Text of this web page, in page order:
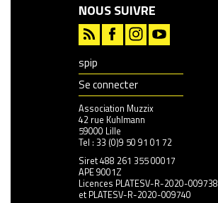
NOUS SUIVRE
spip
Se connecter
Association Muzzix
42 rue Kuhlmann
59000 Lille
Tel : 33 (0)9 50 91 01 72
Siret 488 261 355 00017
APE 9001Z
Licences PLATESV-R-2020-009738
et PLATESV-R-2020-009740